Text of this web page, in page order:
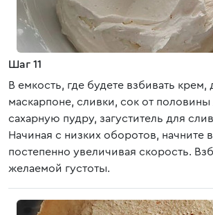
Шаг 11
В емкость, где будете взбивать крем,
маскарпоне, сливки, сок от
сахарную пудру, загуститель для
Начиная с низких оборотов, начните
постепенно увеличивая скорость.
желаемой густоты.